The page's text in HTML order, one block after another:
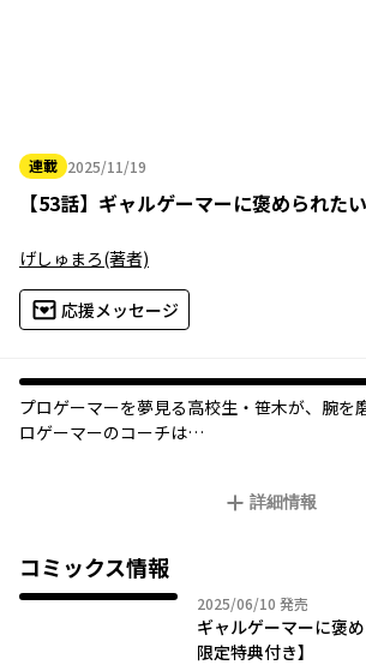
連載 2025/11/19
2025年11月19日
【53話】 ギャルゲーマーに褒められたい
げしゅまろ(著者)
応援メッセージ
プロゲーマーを夢見る高校生・笹木が、腕を
ロゲーマーのコーチは
息遣いすら聞こえそうな距離での、ふたりき
ホメ上手なギャルゲーマーの言葉とスキンシ
止まらない――!?
詳細情報
コミックス情報
2025/06/10 2025年06月10
発売
ギャルゲーマーに褒
限定特典付き】